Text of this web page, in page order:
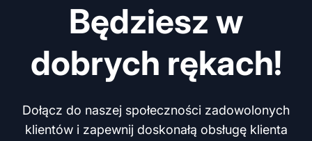
Będziesz w
dobrych rękach!
Dołącz do naszej społeczności zadowolonych
klientów i zapewnij doskonałą obsługę klienta